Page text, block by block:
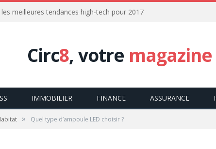
meilleures tendances high-tech pour 2017
Circ8, votre magazine
IMMOBILIER FINANCE ASSURANCE
» Quel type d’ampoule LED choisir ?